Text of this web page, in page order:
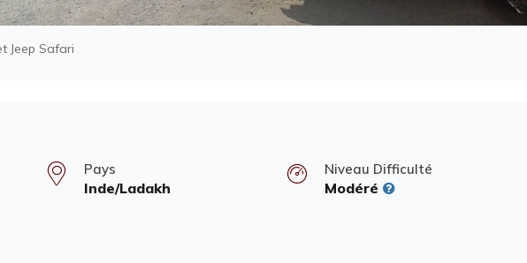
Jeep Safari
Pays
Inde/Ladakh
Niveau Difficulté
Modéré